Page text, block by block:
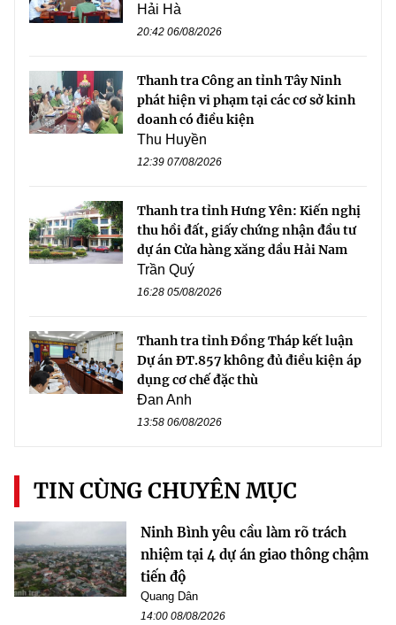
Hải Hà
20:42 06/08/2026
Thanh tra Công an tỉnh Tây Ninh
phát hiện vi phạm tại các cơ sở kinh
doanh có điều kiện
Thu Huyền
12:39 07/08/2026
Thanh tra tỉnh Hưng Yên: Kiến nghị
thu hồi đất, giấy chứng nhận đầu tư
dự án Cửa hàng xăng dầu Hải Nam
Trần Quý
16:28 05/08/2026
Thanh tra tỉnh Đồng Tháp kết luận
Dự án ĐT.857 không đủ điều kiện áp
dụng cơ chế đặc thù
Đan Anh
13:58 06/08/2026
TIN CÙNG CHUYÊN MỤC
Ninh Bình yêu cầu làm rõ trách
nhiệm tại 4 dự án giao thông chậm
tiến độ
Quang Dân
14:00 08/08/2026